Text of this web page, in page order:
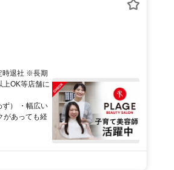
時退社 ※長期
OK等店舗に
ず） ・幅広い
があっても経